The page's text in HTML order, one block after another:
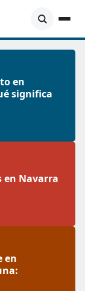
en
significa
en Navarra
en